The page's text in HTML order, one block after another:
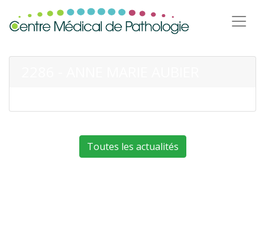
Toutes les actualités